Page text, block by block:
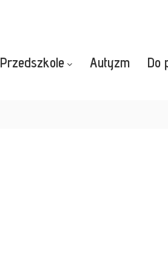
Przedszkole Autyzm Do